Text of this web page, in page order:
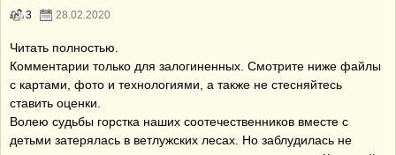
3 28.02.2020
Читать полностью.
Комментарии только для залогиненных. Смотрите ниже файлы
с картами, фото и технологиями, а также не стесняйтесь
ставить оценки.
Волею судьбы горстка наших соотечественников вместе с
детьми затерялась в ветлужских лесах. Но заблудилась не